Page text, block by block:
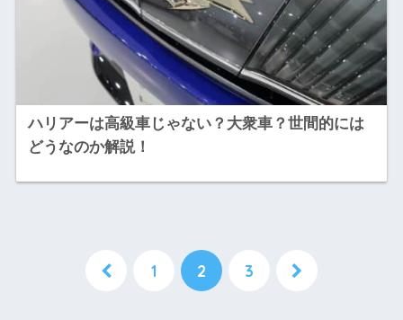
ハリアーは高級車じゃない？大衆車？世間的には
どうなのか解説！
1 2 3